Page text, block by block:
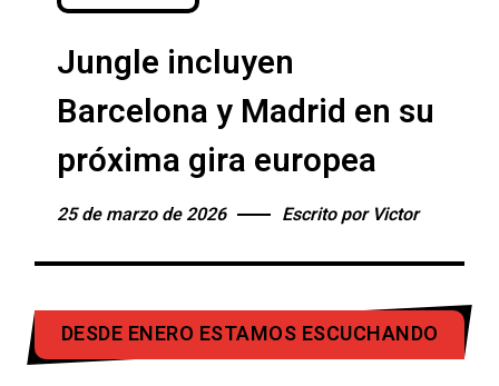
Jungle incluyen
Barcelona y Madrid en su
próxima gira europea
25 de marzo de 2026 Escrito por Victor
DESDE ENERO ESTAMOS ESCUCHANDO